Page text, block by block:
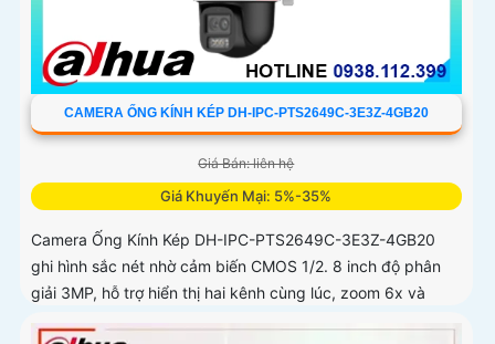
CAMERA ỐNG KÍNH KÉP DH-IPC-PTS2649C-3E3Z-4GB20
Giá Bán: liên hệ
Giá Khuyến Mại: 5%-35%
Camera Ống Kính Kép DH-IPC-PTS2649C-3E3Z-4GB20
ghi hình sắc nét nhờ cảm biến CMOS 1/2. 8 inch độ phân
giải 3MP, hỗ trợ hiển thị hai kênh cùng lúc, zoom 6x và
đàm thoại hai chiều